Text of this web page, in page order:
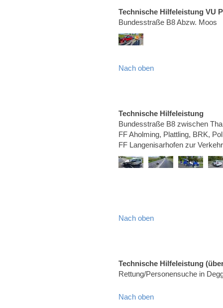
Technische Hilfeleistung VU
Bundesstraße B8 Abzw. Moos
Nach oben
Technische Hilfeleistung
Bundesstraße B8 zwischen
FF Aholming, Plattling, BRK,
FF Langenisarhofen zur
Nach oben
Technische Hilfeleistung
Rettung/Personensuche in
Nach oben